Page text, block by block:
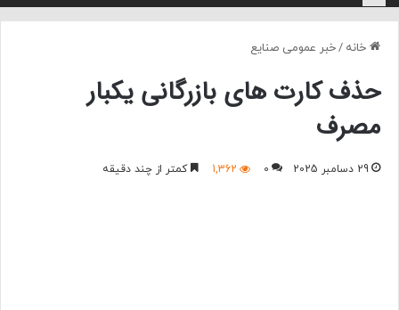
خانه /خبر عمومی صنایع
حذف کارت های بازرگانی یکبار
مصرف
29 دسامبر 2025 0
1,362 کمتر از چند دقیقه